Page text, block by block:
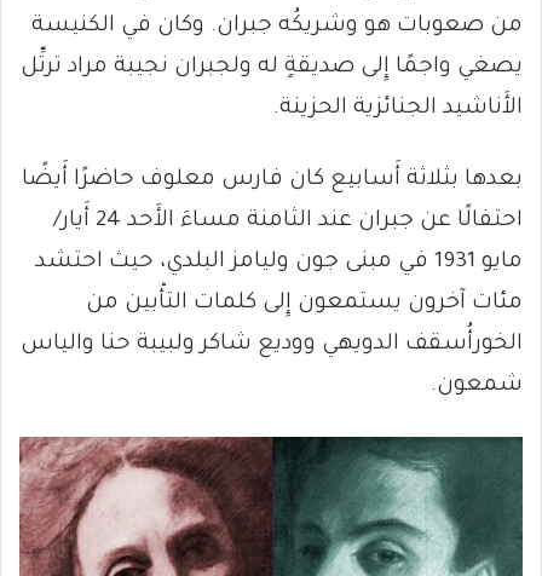
من صعوبات هو وشريكُه جبران. وكان في الكنيسة
يصغي واجمًا إِلى صديقةٍ له ولجبران نجيبة مراد ترتِّل
الأَناشيد الجنائزية الحزينة.
بعدها بثلاثة أَسابيع كان فارس معلوف حاضرًا أَيضًا
احتفالًا عن جبران عند الثامنة مساءَ الأَحد 24 أَيار/
مايو 1931 في مبنى جون وليامز البلدي، حيث احتشد
مئات آخرون يستمعون إِلى كلمات التأْبين من
الخورأُسقف الدويهي ووديع شاكر ولبيبة حنا والياس
شمعون.